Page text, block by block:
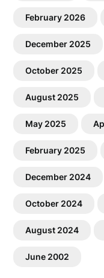
February 2026
December 2025
October 2025
August 2025
May 2025
February 2025
December 2024
October 2024
August 2024
June 2002